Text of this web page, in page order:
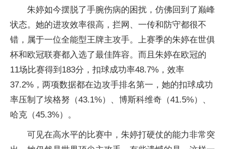
朱婷如今摆脱了手腕伤病的困扰，仿佛回到了巅峰
状态。她的进攻效率很高，拦网、一传和防守都很不
错，属于一位全能型王牌主攻手。上赛季的朱婷在世俱
杯和欧冠联赛都入选了最佳阵容。而且朱婷在欧冠的
11场比赛得到183分，扣球成功率48.7%，效率
37.2%，两项数据都在边攻手排名第一，她的扣球成功
率压制了埃格努（43.1%）、博斯科维奇（41.5%）、
哈克（45.3%）。
可见在高水平的比赛中，朱婷打硬仗的能力非常突